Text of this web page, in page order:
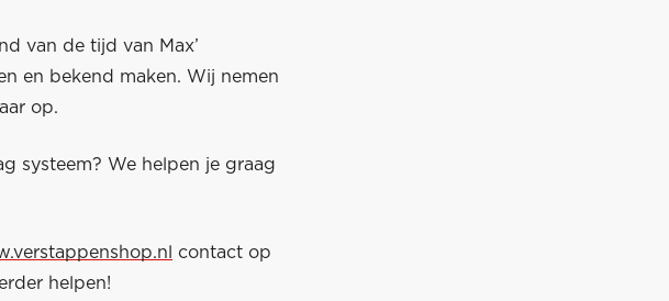
van de tijd van Max’
en bekend maken. Wij nemen
op.
systeem? We helpen je graag
contact op
helpen!